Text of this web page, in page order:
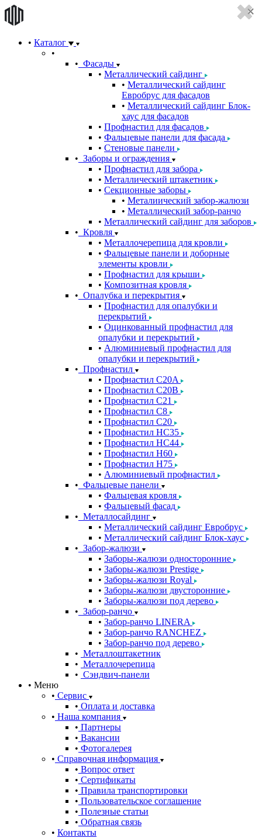
Каталог
Фасады
Металлический сайдинг
Металлический сайдинг
Евробрус для фасадов
Металлический сайдинг Блок-
хаус для фасадов
Профнастил для фасадов
Фальцевые панели для фасада
Стеновые панели
Заборы и ограждения
Профнастил для забора
Металлический штакетник
Секционные заборы
Металиический забор-жалюзи
Металлический забор-ранчо
Металлический сайдинг для заборов
Кровля
Металлочерепица для кровли
Фальцевые панели и доборные
элементы кровли
Профнастил для крыши
Композитная кровля
Опалубка и перекрытия
Профнастил для опалубки и
перекрытий
Оцинкованный профнастил для
опалубки и перекрытий
Алюминиевый профнастил для
опалубки и перекрытий
Профнастил
Профнастил С20A
Профнастил С20B
Профнастил С21
Профнастил С8
Профнастил С20
Профнастил НС35
Профнастил НС44
Профнастил Н60
Профнастил Н75
Алюминиевый профнастил
Фальцевые панели
Фальцевая кровля
Фальцевый фасад
Металлосайдинг
Металлический сайдинг Евробрус
Металлический сайдинг Блок-хаус
Забор-жалюзи
Заборы-жалюзи односторонние
Заборы-жалюзи Prestige
Заборы-жалюзи Royal
Заборы-жалюзи двусторонние
Заборы-жалюзи под дерево
Забор-ранчо
Забор-ранчо LINERA
Забор-ранчо RANCHEZ
Забор-ранчо под дерево
Металлоштакетник
Металлочерепица
Сэндвич-панели
Меню
Сервис
Оплата и доставка
Наша компания
Партнеры
Вакансии
Фотогалерея
Справочная информация
Вопрос ответ
Сертификаты
Правила транспортировки
Пользовательское соглашение
Полезные статьи
Обратная связь
Контакты